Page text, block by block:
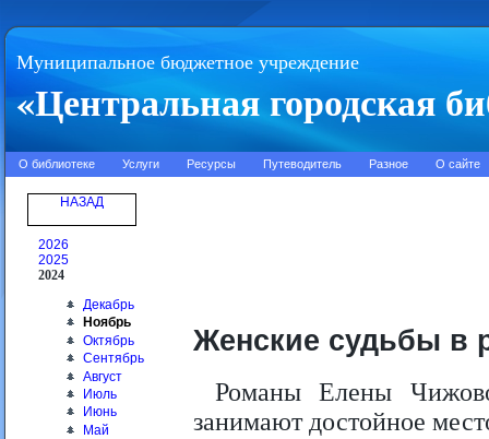
Муниципальное бюджетное учреждение
«Центральная городская
О библиотеке Услуги Ресурсы Путеводитель Разное О сайте
НАЗАД
2026
2025
2024
Декабрь
Ноябрь
Октябрь
Сентябрь
Август
Июль
Июнь
Май
Женские судьбы в
Романы Елены
занимают достойное